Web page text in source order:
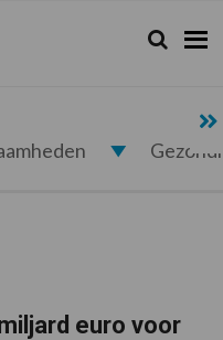
Zoeken...
Zoek
euro voor